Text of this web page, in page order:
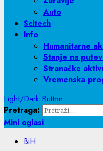
Auto
Scitech
Info
Humanitarne
Stanje na
Stranačke
Vremenska
Light/Dark Button
Pretraga:
Mini oglasi
BiH